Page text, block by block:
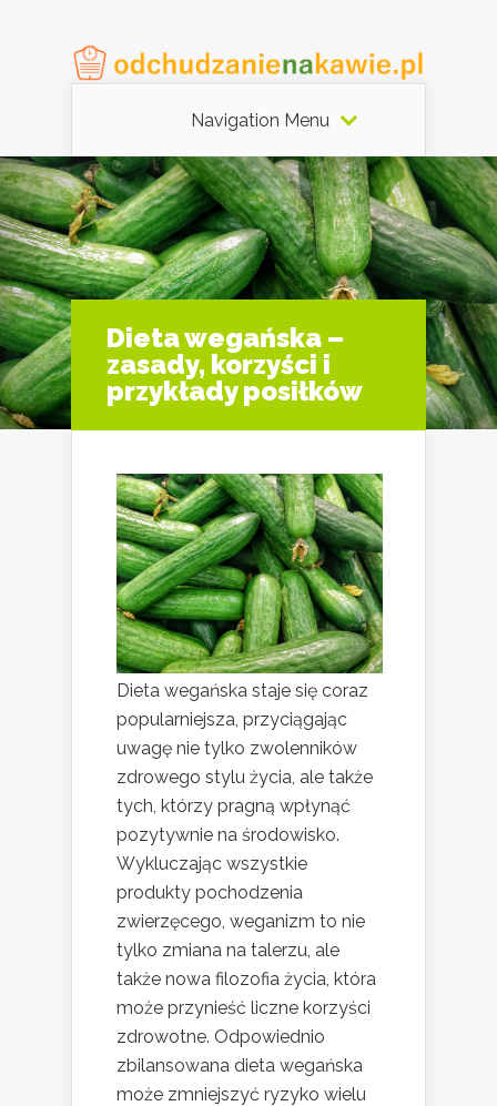
Navigation Menu
Dieta wegańska –
zasady, korzyści i
przykłady posiłków
Dieta wegańska staje się coraz
popularniejsza, przyciągając
uwagę nie tylko zwolenników
zdrowego stylu życia, ale także
tych, którzy pragną wpłynąć
pozytywnie na środowisko.
Wykluczając wszystkie
produkty pochodzenia
zwierzęcego, weganizm to nie
tylko zmiana na talerzu, ale
także nowa filozofia życia, która
może przynieść liczne korzyści
zdrowotne. Odpowiednio
zbilansowana dieta wegańska
może zmniejszyć ryzyko wielu